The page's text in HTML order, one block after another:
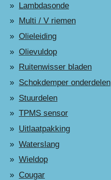
Lambdasonde
Multi / V riemen
Olieleiding
Olievuldop
Ruitenwisser bladen
Schokdemper onderdelen
Stuurdelen
TPMS sensor
Uitlaatpakking
Waterslang
Wieldop
Cougar